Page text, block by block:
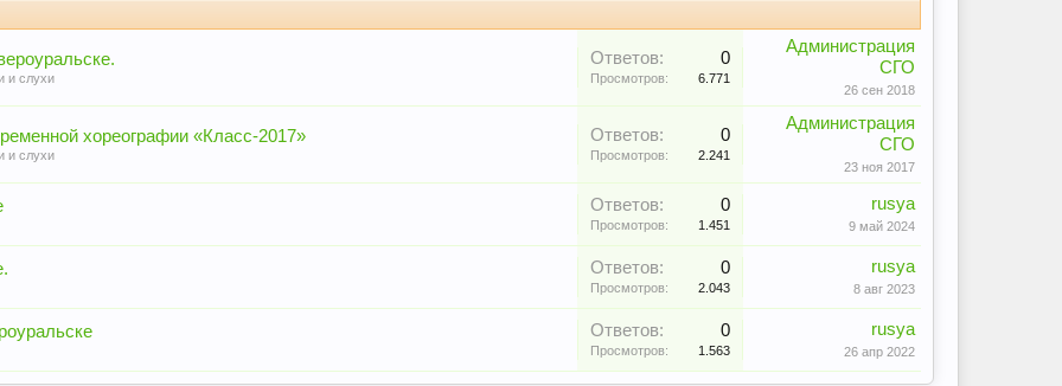
и слухи
Ответов: 0
Просмотров: 6.771
Администрация
СГО
26 сен 2018
хореографии «Класс-2017»
и слухи
Ответов: 0
Просмотров: 2.241
Администрация
СГО
23 ноя 2017
Ответов: 0
Просмотров: 1.451
rusya
9 май 2024
Ответов: 0
Просмотров: 2.043
rusya
8 авг 2023
Ответов: 0
Просмотров: 1.563
rusya
26 апр 2022